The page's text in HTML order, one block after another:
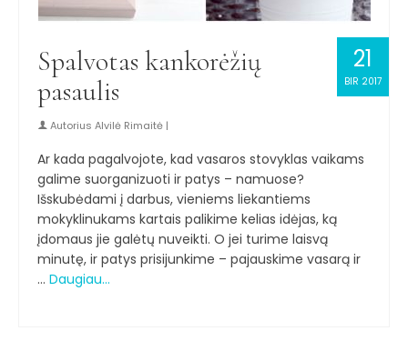
21
BIR 2017
Spalvotas kankorėžių
pasaulis
Autorius Alvilė Rimaitė |
Ar kada pagalvojote, kad vasaros stovyklas vaikams
galime suorganizuoti ir patys – namuose?
Išskubėdami į darbus, vieniems liekantiems
mokyklinukams kartais palikime kelias idėjas, ką
įdomaus jie galėtų nuveikti. O jei turime laisvą
minutę, ir patys prisijunkime – pajauskime vasarą ir
… Daugiau…